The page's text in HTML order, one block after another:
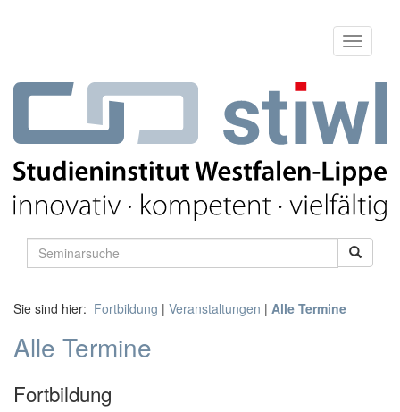
Sie sind hier: Fortbildung | Veranstaltungen | Alle Termine
Alle Termine
Fortbildung